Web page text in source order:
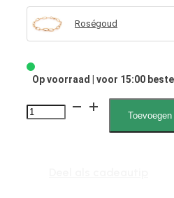
Roségoud
Op voorraad | voor 15:00
2612